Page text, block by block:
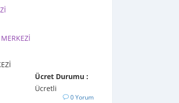
Ücret Durumu :
Ücretli
0 Yorum